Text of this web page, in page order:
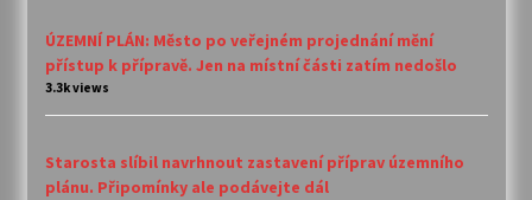
ÚZEMNÍ PLÁN: Město po veřejném projednání mění
přístup k přípravě. Jen na místní části zatím nedošlo
3.3k views
Starosta slíbil navrhnout zastavení příprav územního
plánu. Připomínky ale podávejte dál